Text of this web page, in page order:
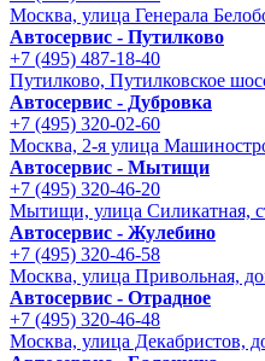
Москва, улица Генерала
Автосервис - Путилково
+7 (495) 487-18-40
Путилково, Путилковское
Автосервис - Дубровка
+7 (495) 320-02-60
Москва, 2-я улица
Автосервис - Мытищи
+7 (495) 320-46-20
Мытищи, улица Силикатная,
Автосервис - Жулебино
+7 (495) 320-46-58
Москва, улица Привольная,
Автосервис - Отрадное
+7 (495) 320-46-48
Москва, улица Декабристов,